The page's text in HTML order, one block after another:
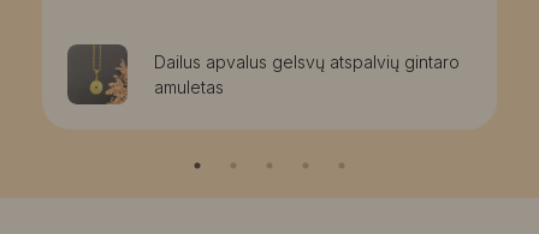
Dailus apvalus gelsvų atspalvių gintaro
amuletas